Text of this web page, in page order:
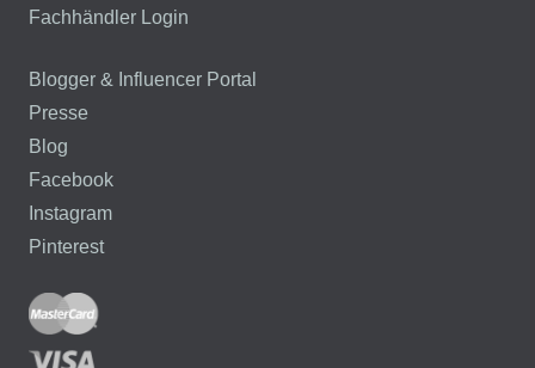
Fachhändler Login
Blogger & Influencer Portal
Presse
Blog
Facebook
Instagram
Pinterest